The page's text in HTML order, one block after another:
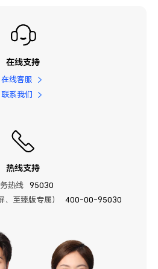
在线支持
在线客服
联系我们
热线支持
热线
95030
至臻版专属）
400-00-95030